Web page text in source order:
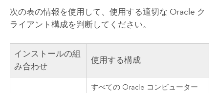
次の表の情報を使用して、使用する適切な Oracle ク
ライアント構成を判断してください。
インストールの組
み合わせ
使用する構成
すべての Oracle コンピューター